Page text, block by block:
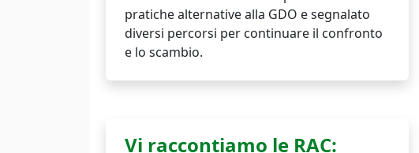
pratiche alternative alla GDO e segnalato
diversi percorsi per continuare il confronto
e lo scambio.
Vi raccontiamo le RAC: